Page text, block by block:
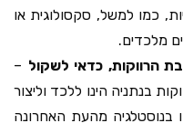
כמו למשל, סקסולוגית או
מלכדים.
הרווקות, כדאי לשקול –
בנתניה הינו ללכד וליצור
בנוסטלגיה מהעת האחרונה